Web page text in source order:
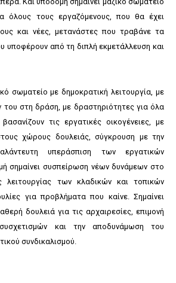
όλους τους εργαζόμενους, που θα έχει
και νέες, μετανάστες που τραβάνε τα
υποφέρουν από τη διπλή εκμετάλλευση και
σωματείο με δημοκρατική λειτουργία, με
στη δράση, με δραστηριότητες για όλα
τις εργατικές οικογένειες, με
χώρους δουλειάς, σύγκρουση με την
υπεράσπιση των εργατικών
σημαίνει συσπείρωση νέων δυνάμεων στο
των κλαδικών και τοπικών
για προβλήματα που καίνε. Σημαίνει
δουλειά για τις αρχαιρεσίες, επιμονή
και την αποδυνάμωση του
συνδικαλισμού.